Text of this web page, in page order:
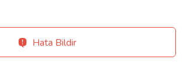
Hata Bildir